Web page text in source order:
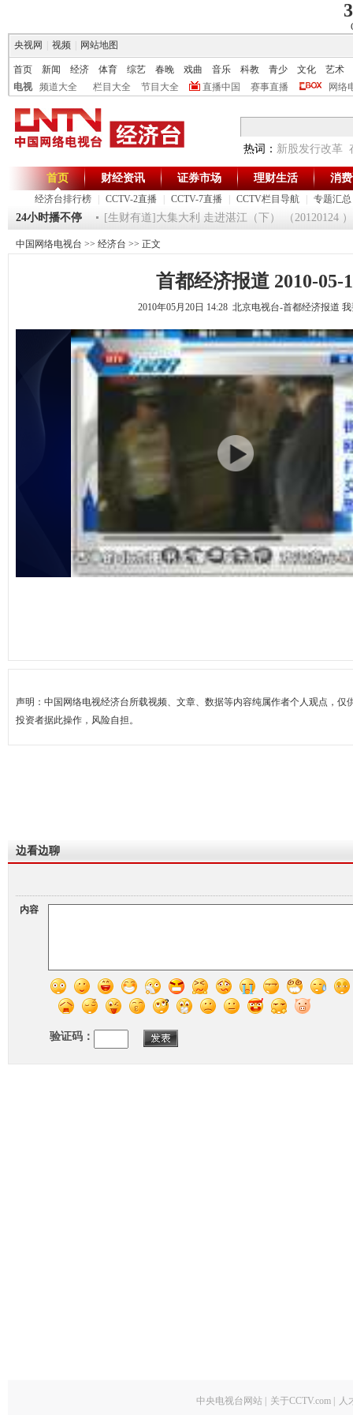
央视网
视频 网站地图
首页 新闻 经济 体育 综艺 春晚 戏曲 音乐 科教 青少 文化
艺术
电视
频道大全 栏目大全 节目大全 直播中国 赛事直播 网络
热词： 新股发行改革
首页
经济台排行榜 CCTV-2直播 CCTV-7直播 CCTV栏目导航 专题汇总
财经资讯 证券市场 理财生活 消
24小时播不停
间》 20120125 [生财有道]大集大利 走进湛江（下） （20120124 ）
中国网络电视台 >> 经济台 >> 正文
首都经济报道 2010-05-
2010年05月20日 14:28 北京电视台-首都经济报道
声明：中国网络电视经济台所载视频、文章、数据等内容纯属作者个人观点，仅
投资者据此操作，风险自担。
边看边聊
内容
验证码：
中央电视台网站 关于CCTV.com 人